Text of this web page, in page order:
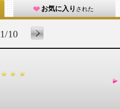
お気に入り された
1/10